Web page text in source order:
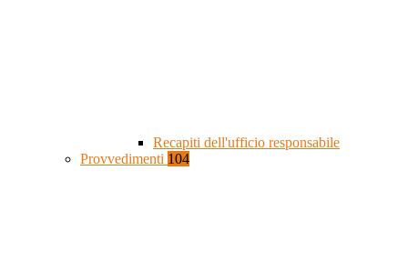
Recapiti dell'ufficio responsabile
Provvedimenti 104